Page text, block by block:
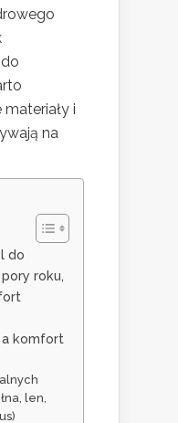
i
na
do
roku,
a komfort
len,